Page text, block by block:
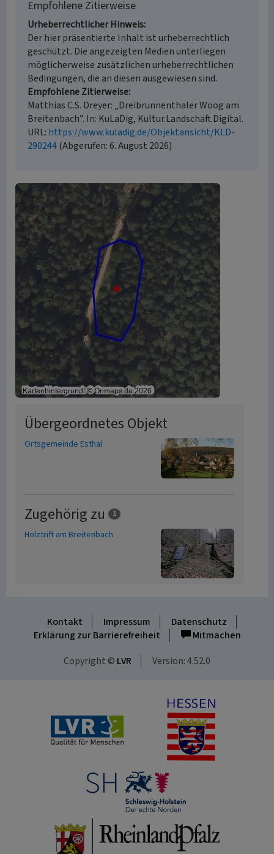
Empfohlene Zitierweise
Urheberrechtlicher Hinweis
Der hier präsentierte Inhalt ist urheberrechtlich
geschützt. Die angezeigten Medien unterliegen
möglicherweise zusätzlichen urheberrechtlichen
Bedingungen, die an diesen ausgewiesen sind.
Empfohlene Zitierweise
Matthias C.S. Dreyer: „Dreibrunnenthaler Woog am
Breitenbach”. In: KuLaDig, Kultur.Landschaft.Digital.
URL: https://www.kuladig.de/Objektansicht/KLD-
290244(Abgerufen: 6. August 2026)
Übergeordnetes Objekt
Ortsgemeinde Esthal
Zugehörig zu 1
Holztrift am Breitenbach
Kontakt Impressum
Datenschutz
Erklärung zur Barrierefreiheit
Mitmachen
Copyright © LVR Version: 4.52.0